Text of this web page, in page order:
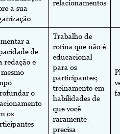
a sua
relacionamentos
a
de
redação e
o
os
Trabalho de
rotina que não é
educacional
para os
participantes;
treinamento em
habilidades de
que você
raramente
precisa